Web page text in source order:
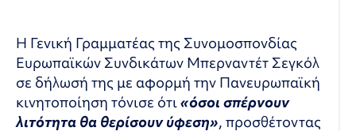
Η Γενική Γραμματέας της Συνομοσπονδίας
Ευρωπαϊκών Συνδικάτων Μπερναντέτ Σεγκόλ
σε δήλωσή της με αφορμή την Πανευρωπαϊκή
κινητοποίηση τόνισε ότι«όσοι σπέρνουν
λιτότητα θα θερίσουν ύφεση», προσθέτοντας